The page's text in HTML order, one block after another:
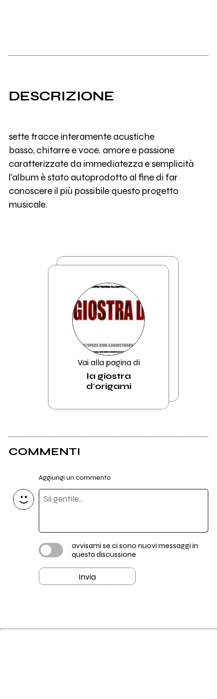
DESCRIZIONE
sette tracce interamente acustiche
basso, chitarre e voce. amore e passione
caratterizzate da immediatezza e semplicità
l'album è stato autoprodotto al fine di far
conoscere il più possibile questo progetto
musicale.
Vai alla pagina di
la giostra
d'origami
COMMENTI
Aggiungi un commento
avvisami se ci sono nuovi messaggi in
questa discussione
Invia